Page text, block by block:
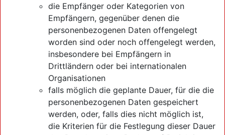
die Empfänger oder Kategorien von
Empfängern, gegenüber denen die
personenbezogenen Daten offengelegt
worden sind oder noch offengelegt werden,
insbesondere bei Empfängern in
Drittländern oder bei internationalen
Organisationen
falls möglich die geplante Dauer, für die die
personenbezogenen Daten gespeichert
werden, oder, falls dies nicht möglich ist,
die Kriterien für die Festlegung dieser Dauer